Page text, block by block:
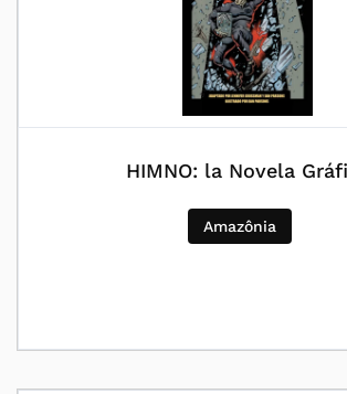
HIMNO: la Novela
Amazônia